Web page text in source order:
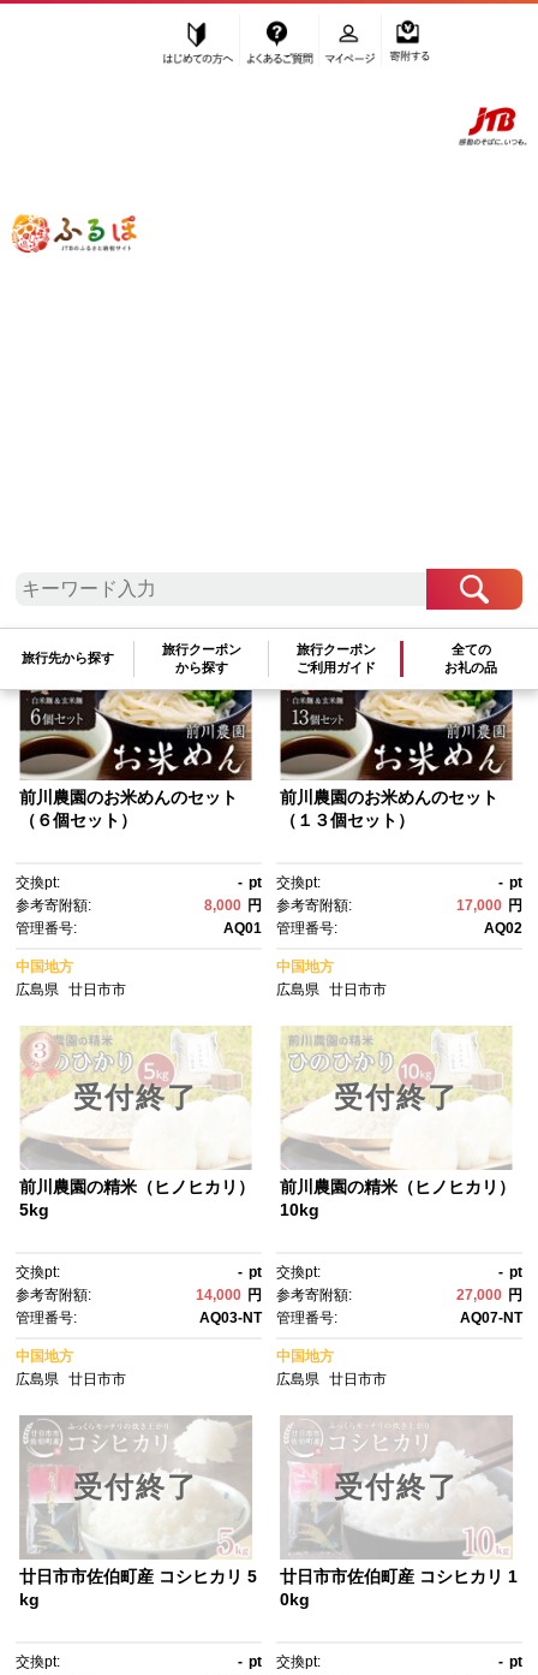
ふるぽ JTBのふるさと納税サイト
旅行先から探す
旅行クーポン
から探す
旅行クーポン
ご利用ガイド
全ての
お礼の品
「ふるさと納税」TOP
参考寄附額順
前川農園のお米めんのセット
（６個セット）
交換pt: - pt
参考寄附額:
8,000 円
管理番号:
AQ01
中国地方
広島県
廿日市市
前川農園のお米めんのセット
（１３個セット）
交換pt: - pt
参考寄附額:
17,000 円
管理番号:
AQ02
中国地方
広島県 廿日市市
受付終了
前川農園の精米（ヒノヒカリ）
5kg
交換pt: - pt
参考寄附額:
14,000 円
管理番号:
AQ03-NT
中国地方
広島県
廿日市市
受付終了
前川農園の精米（ヒノヒカリ）
10kg
交換pt: - pt
参考寄附額:
27,000 円
管理番号:
AQ07-NT
中国地方
広島県 廿日市市
受付終了
廿日市市佐伯町産 コシヒカリ 5
kg
交換pt: - pt
受付終了
廿日市市佐伯町産 コシヒカリ 1
0kg
交換pt: - pt